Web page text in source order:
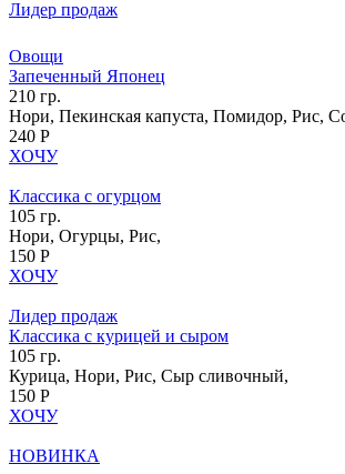
Лидер продаж
Овощи
Запеченный Японец
210 гр.
Нори, Пекинская капуста, Помидор, Рис,
240 Р
ХОЧУ
Классика с огурцом
105 гр.
Нори, Огурцы, Рис,
150 Р
ХОЧУ
Лидер продаж
Классика с курицей и сыром
105 гр.
Курица, Нори, Рис, Сыр сливочный,
150 Р
ХОЧУ
НОВИНКА